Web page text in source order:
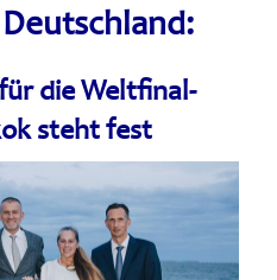
die Weltfinal-
steht fest